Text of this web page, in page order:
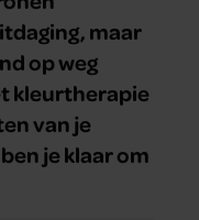
maar
op weg
kleurtherapie
van je
je klaar om